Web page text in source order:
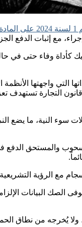
مع إثبات الدفع
وفاء حتى في
التي واجهتها
التجارة تستهدف
سوء النية، ما يضع
فيوجب تقديم الشيك
مع الرؤية
الصك البيانات
يُخرجه من نطاق